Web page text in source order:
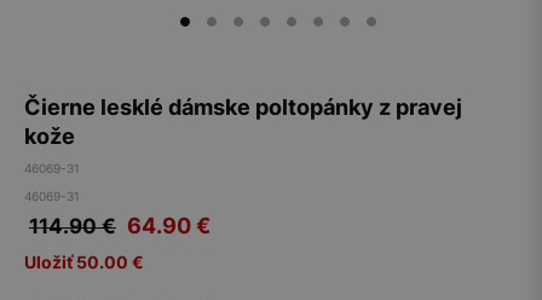
Čierne lesklé dámske poltopánky z pravej
kože
46069-31
46069-31
114.90 € 64.90€
Uložiť 50.00 €